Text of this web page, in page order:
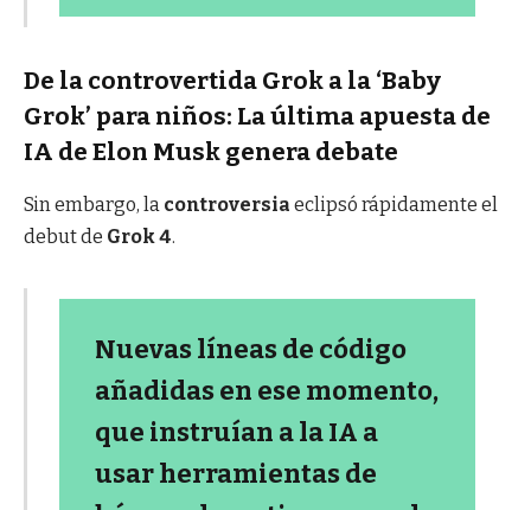
De la controvertida Grok a la ‘Baby
Grok’ para niños: La última apuesta de
IA de Elon Musk genera debate
Sin embargo, la controversia eclipsó rápidamente el
debut de Grok 4.
Nuevas líneas de código
añadidas en ese momento,
que instruían a la IA a
usar herramientas de